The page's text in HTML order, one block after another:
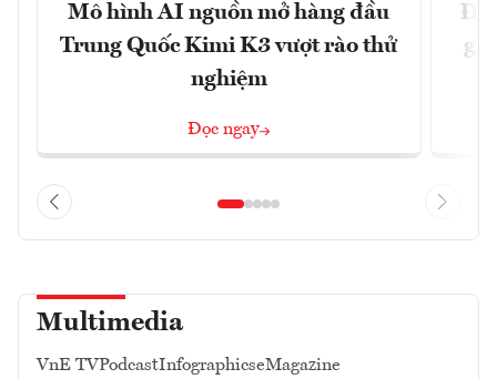
Mô hình AI nguồn mở hàng đầu
Trung Quốc Kimi K3 vượt rào thử
nghiệm
Đọc ngay
Đề
Multimedia
VnE TVPodcastInfographicseMagazine